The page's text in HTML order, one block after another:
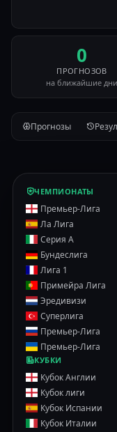
0
ПРОГНОЗОВ
на ближайшие дни
Прогнозы
ЧЕМПИОНАТЫ
Премьер-Лига
Ла Лига
Серия А
Бундеслига
Лига 1
Примейра Лига
Эредивизи
Суперлига
Премьер-Лига
Премьер-Лига
КУБКИ
Кубок Англии
Кубок лиги
Кубок Испании
Кубок Италии